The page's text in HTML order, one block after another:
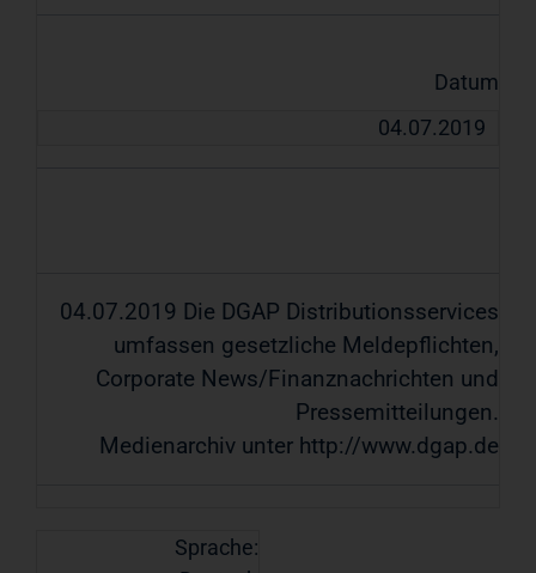
Datum
04.07.2019
04.07.2019 Die DGAP Distributionsservices
umfassen gesetzliche Meldepflichten,
Corporate News/Finanznachrichten und
Pressemitteilungen.
Medienarchiv unter http://www.dgap.de
Sprache: